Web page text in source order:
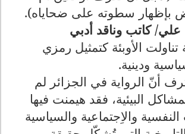
بإظهار سطوته على ضحاياه).
كاتب وناقد أدبي
تناولت الأوبئة كتمثيل رمزي
ودينية.
أنّ الرواية في الجزائر لم
البيئية، فقد هيمنت فيها
والاِجتماعية والسياسية